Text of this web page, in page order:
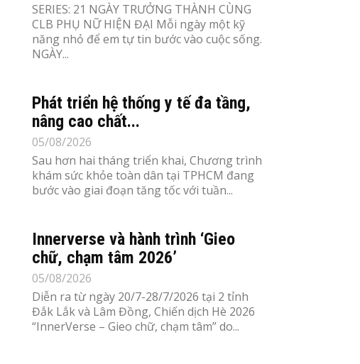
SERIES: 21 NGÀY TRƯỞNG THÀNH CÙNG
CLB PHỤ NỮ HIỆN ĐẠI Mỗi ngày một kỹ
năng nhỏ để em tự tin bước vào cuộc sống.
NGÀY...
Phát triển hệ thống y tế đa tầng,
nâng cao chất...
05/08/2026
Sau hơn hai tháng triển khai, Chương trình
khám sức khỏe toàn dân tại TPHCM đang
bước vào giai đoạn tăng tốc với tuần...
Innerverse và hành trình ‘Gieo
chữ, chạm tâm 2026’
05/08/2026
Diễn ra từ ngày 20/7-28/7/2026 tại 2 tỉnh
Đắk Lắk và Lâm Đồng, Chiến dịch Hè 2026
“InnerVerse – Gieo chữ, chạm tâm” do...